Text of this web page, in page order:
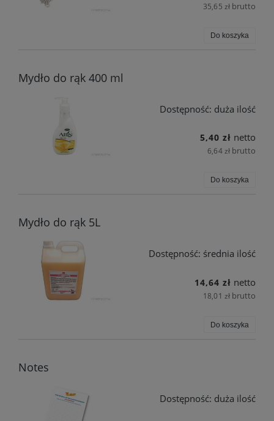
35,65 zł brutto
Do koszyka
Mydło do rąk 400 ml
Dostępność: duża ilość
5,40 zł netto
6,64 zł brutto
Do koszyka
Mydło do rąk 5L
Dostępność: średnia ilość
14,64 zł netto
18,01 zł brutto
Do koszyka
Notes
Dostępność: duża ilość